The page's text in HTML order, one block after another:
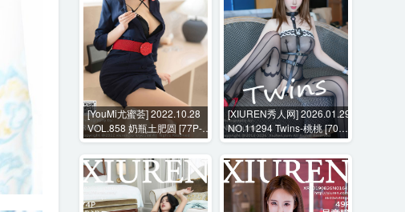
[YouMi尤蜜荟] 2022.10.28
VOL.858 奶瓶土肥圆 [77P-
554MB]
[XIUREN秀人网] 2026.01.29
NO.11294 Twins-桃桃 [70P-
1038MB]